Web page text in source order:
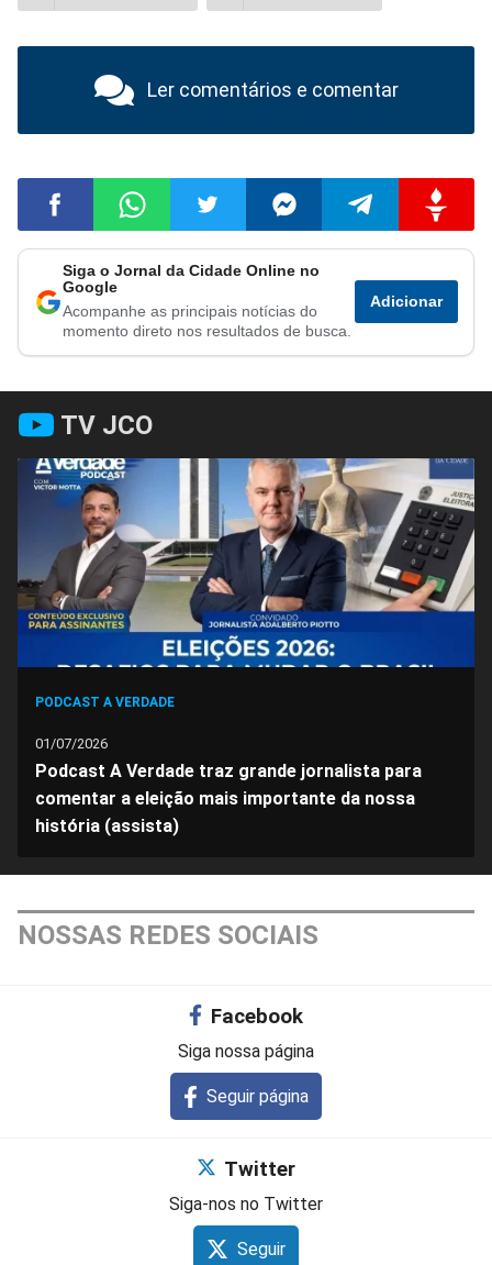
Ler comentários e comentar
Compartilhar
no
Facebook
Compartilhar
no
Whatsapp
Compartilhar
no
Twitter
Compartilhar
no
Messenger
Compartilhar
no
Telegram
no
Gettr
Siga o Jornal da Cidade Online no
Google
Acompanhe as principais notícias do
momento direto nos resultados de busca.
Adicionar
TV JCO
PODCAST A VERDADE
01/07/2026
Podcast A Verdade traz grande jornalista para
comentar a eleição mais importante da nossa
história (assista)
NOSSAS REDES SOCIAIS
Facebook
Siga nossa página
Seguir página
Twitter
Siga-nos no Twitter
Seguir